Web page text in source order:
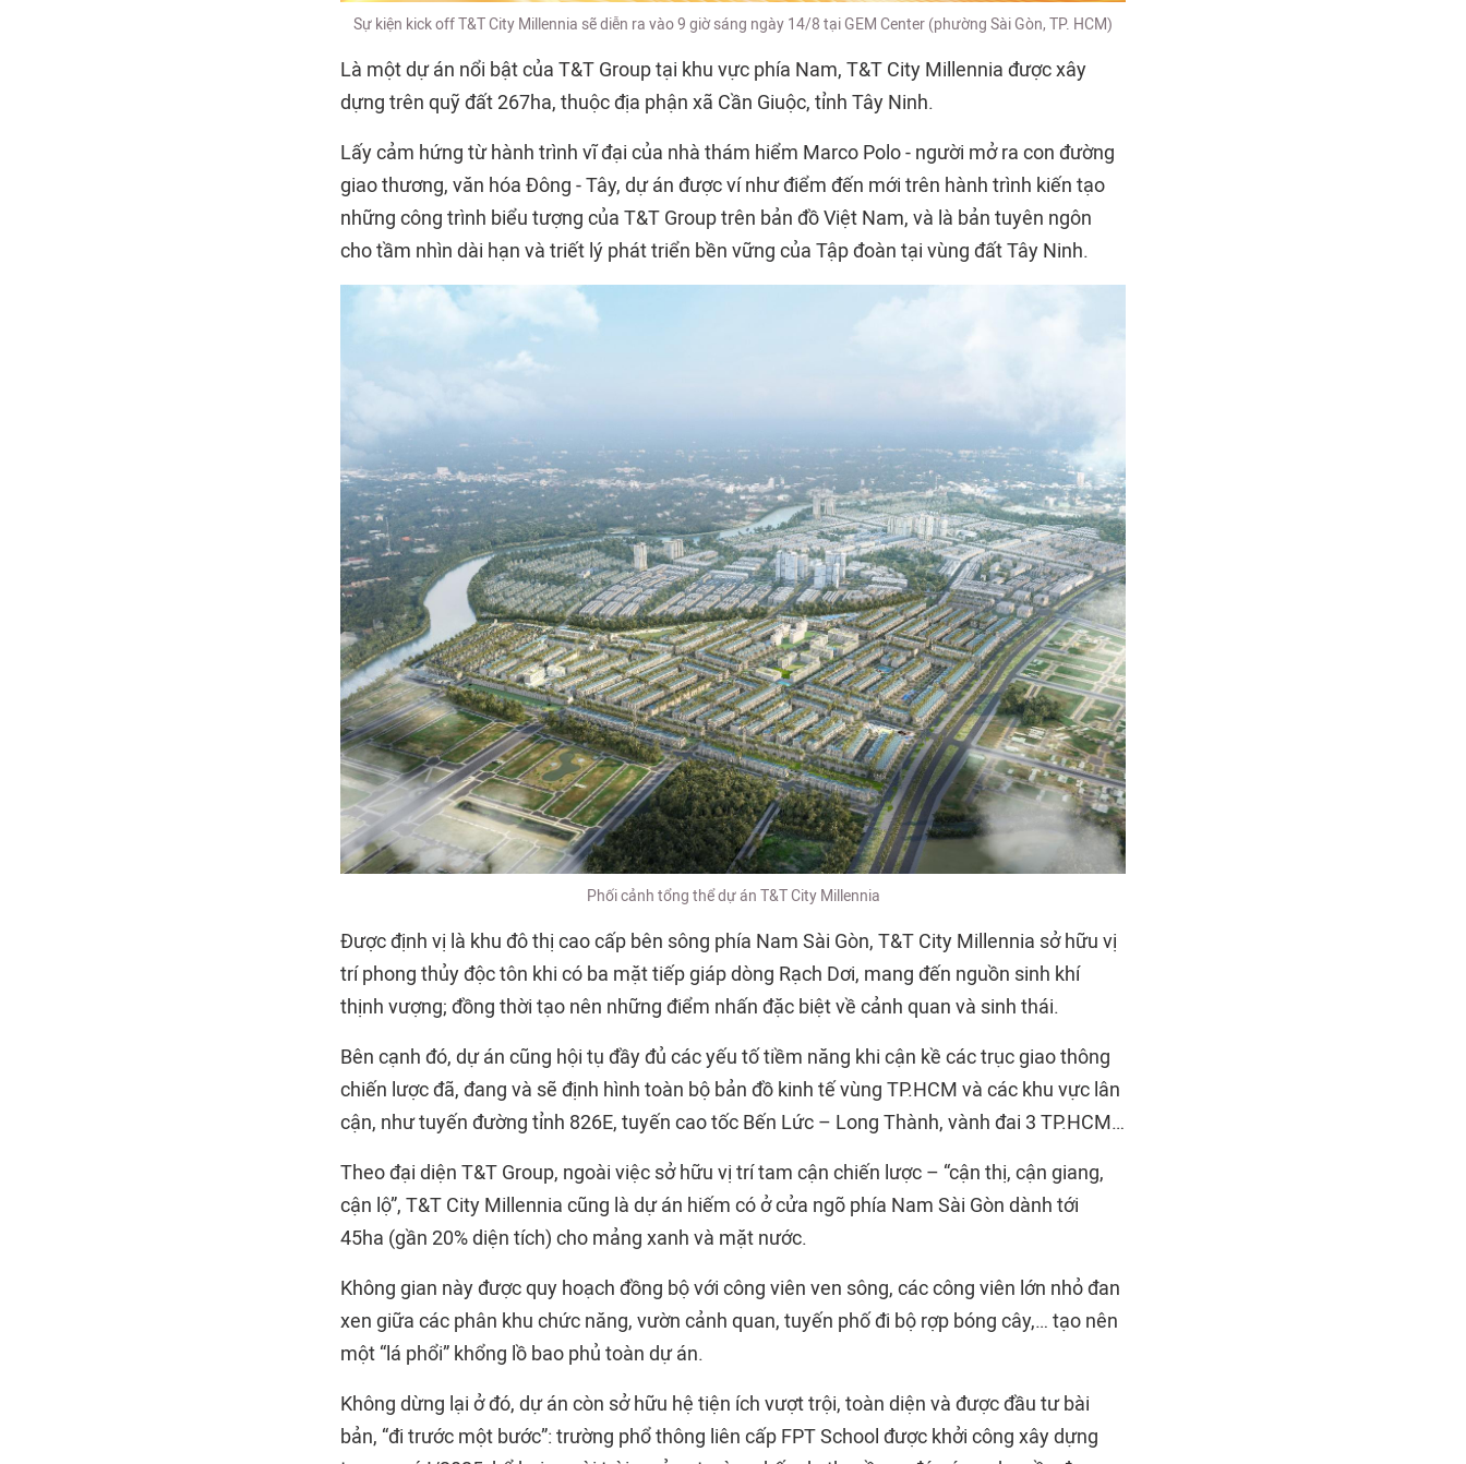
Sự kiện kick off T&T City Millennia sẽ diễn ra vào 9 giờ sáng ngày 14/8 tại GEM Center (phường Sài Gòn, TP. HCM)
Là một dự án nổi bật của T&T Group tại khu vực phía Nam, T&T City Millennia được xây
dựng trên quỹ đất 267ha, thuộc địa phận xã Cần Giuộc, tỉnh Tây Ninh.
Lấy cảm hứng từ hành trình vĩ đại của nhà thám hiểm Marco Polo - người mở ra con đường
giao thương, văn hóa Đông - Tây, dự án được ví như điểm đến mới trên hành trình kiến tạo
những công trình biểu tượng của T&T Grouptrên bản đồ Việt Nam, và là bản tuyên ngôn
cho tầm nhìn dài hạn và triết lý phát triển bền vững của Tập đoàn tại vùng đất Tây Ninh.
Phối cảnh tổng thể dự án T&T City Millennia
Được định vị là khu đô thị cao cấp bên sông phía Nam Sài Gòn, T&T City Millennia sở hữu vị
trí phong thủy độc tôn khi có ba mặt tiếp giáp dòng Rạch Dơi, mang đến nguồn sinh khí
thịnh vượng; đồng thời tạo nên những điểm nhấn đặc biệt về cảnh quan và sinh thái.
Bên cạnh đó, dự án cũng hội tụ đầy đủ các yếu tố tiềm năng khi cận kề các trục giao thông
chiến lược đã, đang và sẽ định hình toàn bộ bản đồ kinh tế vùng TP.HCM và các khu vực lân
cận, như tuyến đường tỉnh 826E, tuyến cao tốc Bến Lức – Long Thành, vành đai 3 TP.HCM…
Theo đại diện T&T Group, ngoài việc sở hữu vị trí tam cận chiến lược – “cận thị, cận giang,
cận lộ”, T&T City Millennia cũng là dự án hiếm có ở cửa ngõ phía Nam Sài Gòn dành tới
45ha (gần 20% diện tích) cho mảng xanh và mặt nước.
Không gian này được quy hoạch đồng bộ với công viên ven sông, các công viên lớn nhỏ đan
xen giữa các phân khu chức năng, vườn cảnh quan, tuyến phố đi bộ rợp bóng cây,… tạo nên
một “lá phổi” khổng lồ bao phủ toàn dự án.
Không dừng lại ở đó, dự án còn sở hữu hệ tiện ích vượt trội, toàn diện và được đầu tư bài
bản, “đi trước một bước”: trường phổ thông liên cấp FPT School được khởi công xây dựng